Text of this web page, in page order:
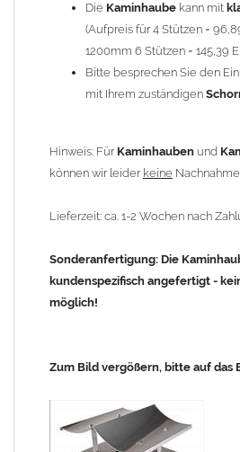
Die Kaminhaube kann mit
(Aufpreis für 4 Stützen =
1200mm 6 Stützen = 145,39
Bitte besprechen Sie den
mit Ihrem zuständigen
Hinweis: Für Kaminhauben und
können wir leider keine
Lieferzeit: ca. 1-2 Wochen nach
Sonderanfertigung: Die
kundenspezifisch angefertigt -
möglich!
Zum Bild vergößern, bitte auf das